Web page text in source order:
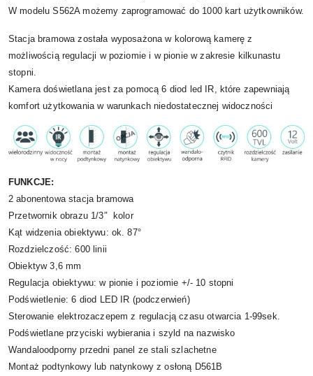
W modelu S562A możemy zaprogramować do 1000 kart użytkowników.
Stacja bramowa została wyposażona w kolorową kamerę z
możliwością regulacji w poziomie i w pionie w zakresie kilkunastu
stopni.
Kamera doświetlana jest za pomocą 6 diod led IR, które zapewniają
komfort użytkowania w warunkach niedostatecznej widoczności
FUNKCJE:
2 abonentowa stacja bramowa
Przetwornik obrazu 1/3″ kolor
Kąt widzenia obiektywu: ok. 87°
Rozdzielczość: 600 linii
Obiektyw 3,6 mm
Regulacja obiektywu: w pionie i poziomie +/- 10 stopni
Podświetlenie: 6 diod LED IR (podczerwień)
Sterowanie elektrozaczepem z regulacją czasu otwarcia 1-99sek.
Podświetlane przyciski wybierania i szyld na nazwisko
Wandaloodporny przedni panel ze stali szlachetne
Montaż podtynkowy lub natynkowy z osłoną D561B